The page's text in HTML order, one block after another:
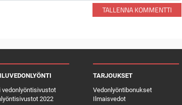
TALLENNA KOMMENTTI
vedonlyöntisivustot
2022
TARJOUKSET
Vedonlyöntibonukset
Ilmaisvedot